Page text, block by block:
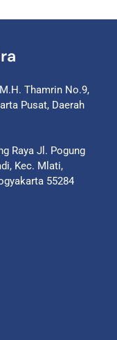
Thamrin No.9,
Pusat, Daerah
Raya Jl. Pogung
Kec. Mlati,
55284